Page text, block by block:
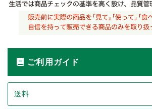
ご利用ガイド
送料